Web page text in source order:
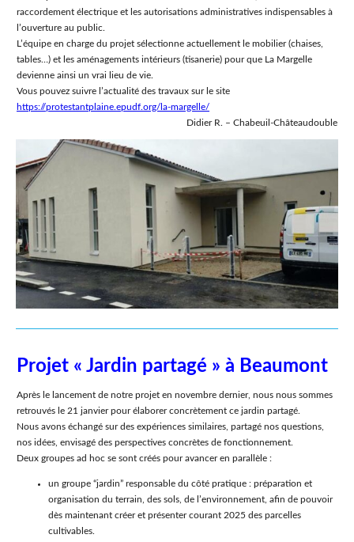
raccordement électrique et les autorisations administratives indispensables à
l’ouverture au public.
L’équipe en charge du projet sélectionne actuellement le mobilier (chaises,
tables…) et les aménagements intérieurs (tisanerie) pour que La Margelle
devienne ainsi un vrai lieu de vie.
Vous pouvez suivre l’actualité des travaux sur le site
https://protestantplaine.epudf.org/la-margelle/
Didier R. – Chabeuil-Châteaudouble
Projet « Jardin partagé » à Beaumont
Après le lancement de notre projet en novembre dernier, nous nous sommes
retrouvés le 21 janvier pour élaborer concrètement ce jardin partagé.
Nous avons échangé sur des expériences similaires, partagé nos questions,
nos idées, envisagé des perspectives concrètes de fonctionnement.
Deux groupes ad hoc se sont créés pour avancer en parallèle :
un groupe “jardin” responsable du côté pratique : préparation et
organisation du terrain, des sols, de l’environnement, afin de pouvoir
dès maintenant créer et présenter courant 2025 des parcelles
cultivables.